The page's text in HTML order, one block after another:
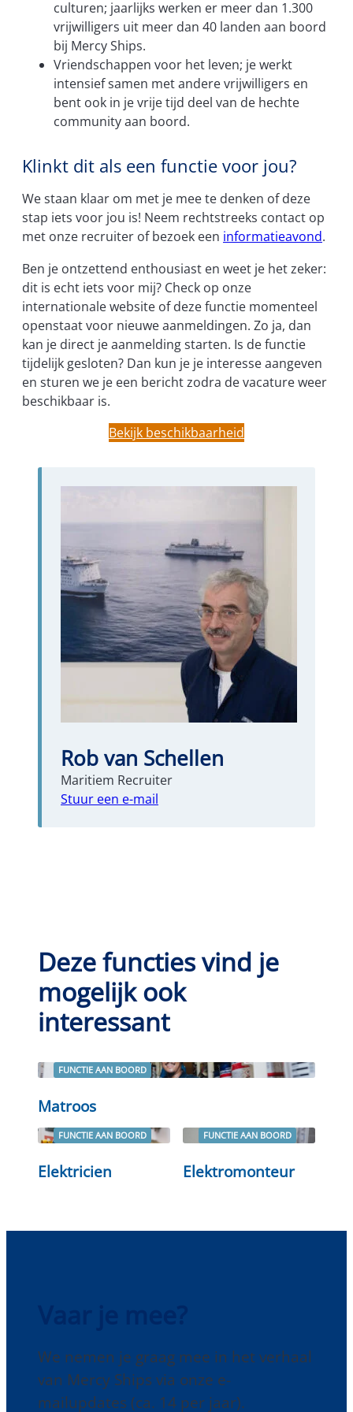
culturen; jaarlijks werken er meer dan 1.300
vrijwilligers uit meer dan 40 landen aan boord
bij Mercy Ships.
Vriendschappen voor het leven; je werkt
intensief samen met andere vrijwilligers en
bent ook in je vrije tijd deel van de hechte
community aan boord.
Klinkt dit als een functie voor jou?
We staan klaar om met je mee te denken of deze
stap iets voor jou is! Neem rechtstreeks contact op
met onze recruiter of bezoek een informatieavond.
Ben je ontzettend enthousiast en weet je het zeker:
dit is echt iets voor mij? Check op onze
internationale website of deze functie momenteel
openstaat voor nieuwe aanmeldingen. Zo ja, dan
kan je direct je aanmelding starten. Is de functie
tijdelijk gesloten? Dan kun je je interesse aangeven
en sturen we je een bericht zodra de vacature weer
beschikbaar is.
Bekijk beschikbaarheid
Rob van Schellen
Maritiem Recruiter
Stuur een e-mail
Deze functies vind je
mogelijk ook
interessant
FUNCTIE AAN BOORD
Matroos
FUNCTIE AAN BOORD
Elektricien
FUNCTIE AAN BOORD
Elektromonteur
We nemen je graag mee in het verhaal
van Mercy Ships via onze e-
mailupdates (ca. 14 per jaar).